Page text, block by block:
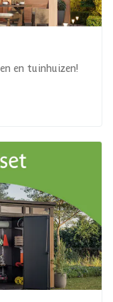
en tuinhuizen!